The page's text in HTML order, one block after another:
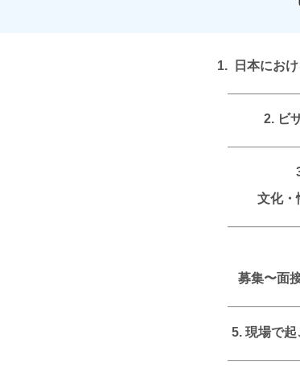
1. 日本にお
2. ビ
文化・
募集〜面
5. 現場で